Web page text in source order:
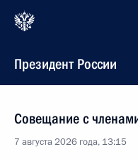
Президент России
Совещание с
7 августа 2026 года, 13:15